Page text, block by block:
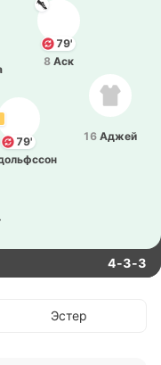
79'
16 Аджей
79'
8 Аск
4-3-3
Эстер